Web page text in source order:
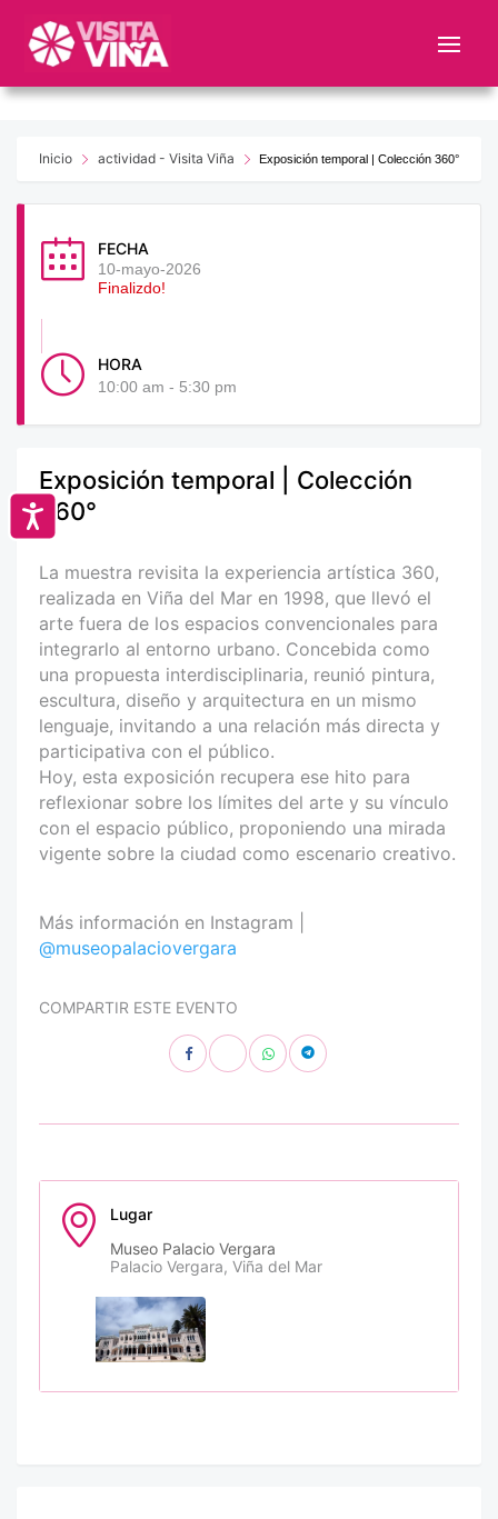
este
web
sistema
Accesibilidad
Inicio actividad - Visita Viña Exposición temporal | Colección 360°
FECHA
10-mayo-2026
Finalizdo!
HORA
10:00 am - 5:30 pm
Exposición temporal | Colección
360°
La muestra revisita la experiencia artística 360,
realizada en Viña del Mar en 1998, que llevó el
arte fuera de los espacios convencionales para
integrarlo al entorno urbano. Concebida como
una propuesta interdisciplinaria, reunió pintura,
escultura, diseño y arquitectura en un mismo
lenguaje, invitando a una relación más directa y
participativa con el público.
Hoy, esta exposición recupera ese hito para
reflexionar sobre los límites del arte y su vínculo
con el espacio público, proponiendo una mirada
vigente sobre la ciudad como escenario creativo.
Más información en Instagram |
@museopalaciovergara
COMPARTIR ESTE EVENTO
Lugar
Museo Palacio Vergara
Palacio Vergara, Viña del Mar